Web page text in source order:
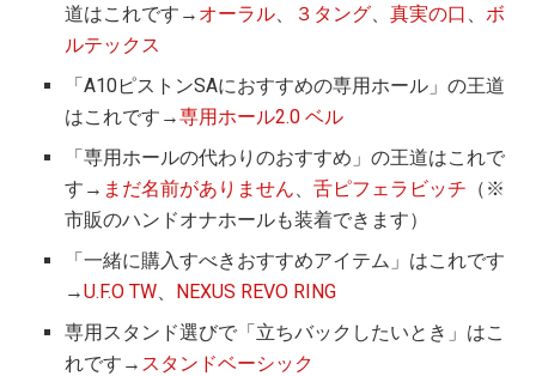
道はこれです→ オーラル ３タング 、真実の口
ボ
ルテックス
「A10ピストンSAにおすすめの専用ホール」の王道
はこれです→専用ホール2.0 ベル
「専用ホールの代わりのおすすめ」の王道はこれで
す→ まだ名前がありません 、舌ピフェラビッチ （※
市販のハンドオナホールも装着できます）
「一緒に購入すべきおすすめアイテム」はこれです
→U.F.O TW
NEXUS REVO RING
専用スタンド選びで「立ちバックしたいとき」はこ
れです→ スタンドベーシック